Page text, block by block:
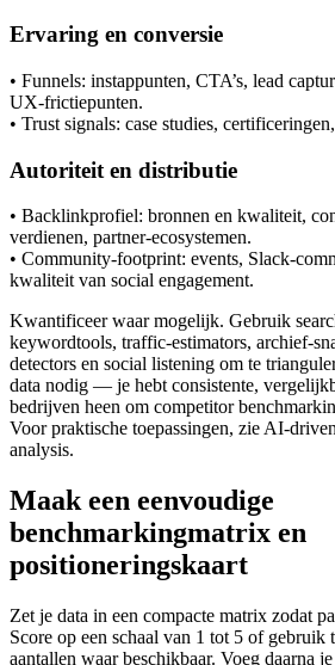
Ervaring en conversie
• Funnels: instappunten, CTA’s, lead
UX-frictiepunten.
• Trust signals: case studies,
Autoriteit en distributie
• Backlinkprofiel: bronnen en kwaliteit,
verdienen, partner-ecosystemen.
• Community-footprint: events, Slack-
kwaliteit van social engagement.
Kwantificeer waar mogelijk. Gebruik
keywordtools, traffic-estimators, archief-
detectors en social listening om te
data nodig — je hebt consistente,
bedrijven heen om competitor
Voor praktische toepassingen, zie AI-
analysis.
Maak een eenvoudige
benchmarkingmatrix en
positioneringskaart
Zet je data in een compacte matrix zodat
Score op een schaal van 1 tot 5 of
aantallen waar beschikbaar. Voeg daarna